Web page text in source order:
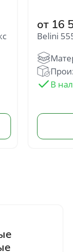
от 16
Belini